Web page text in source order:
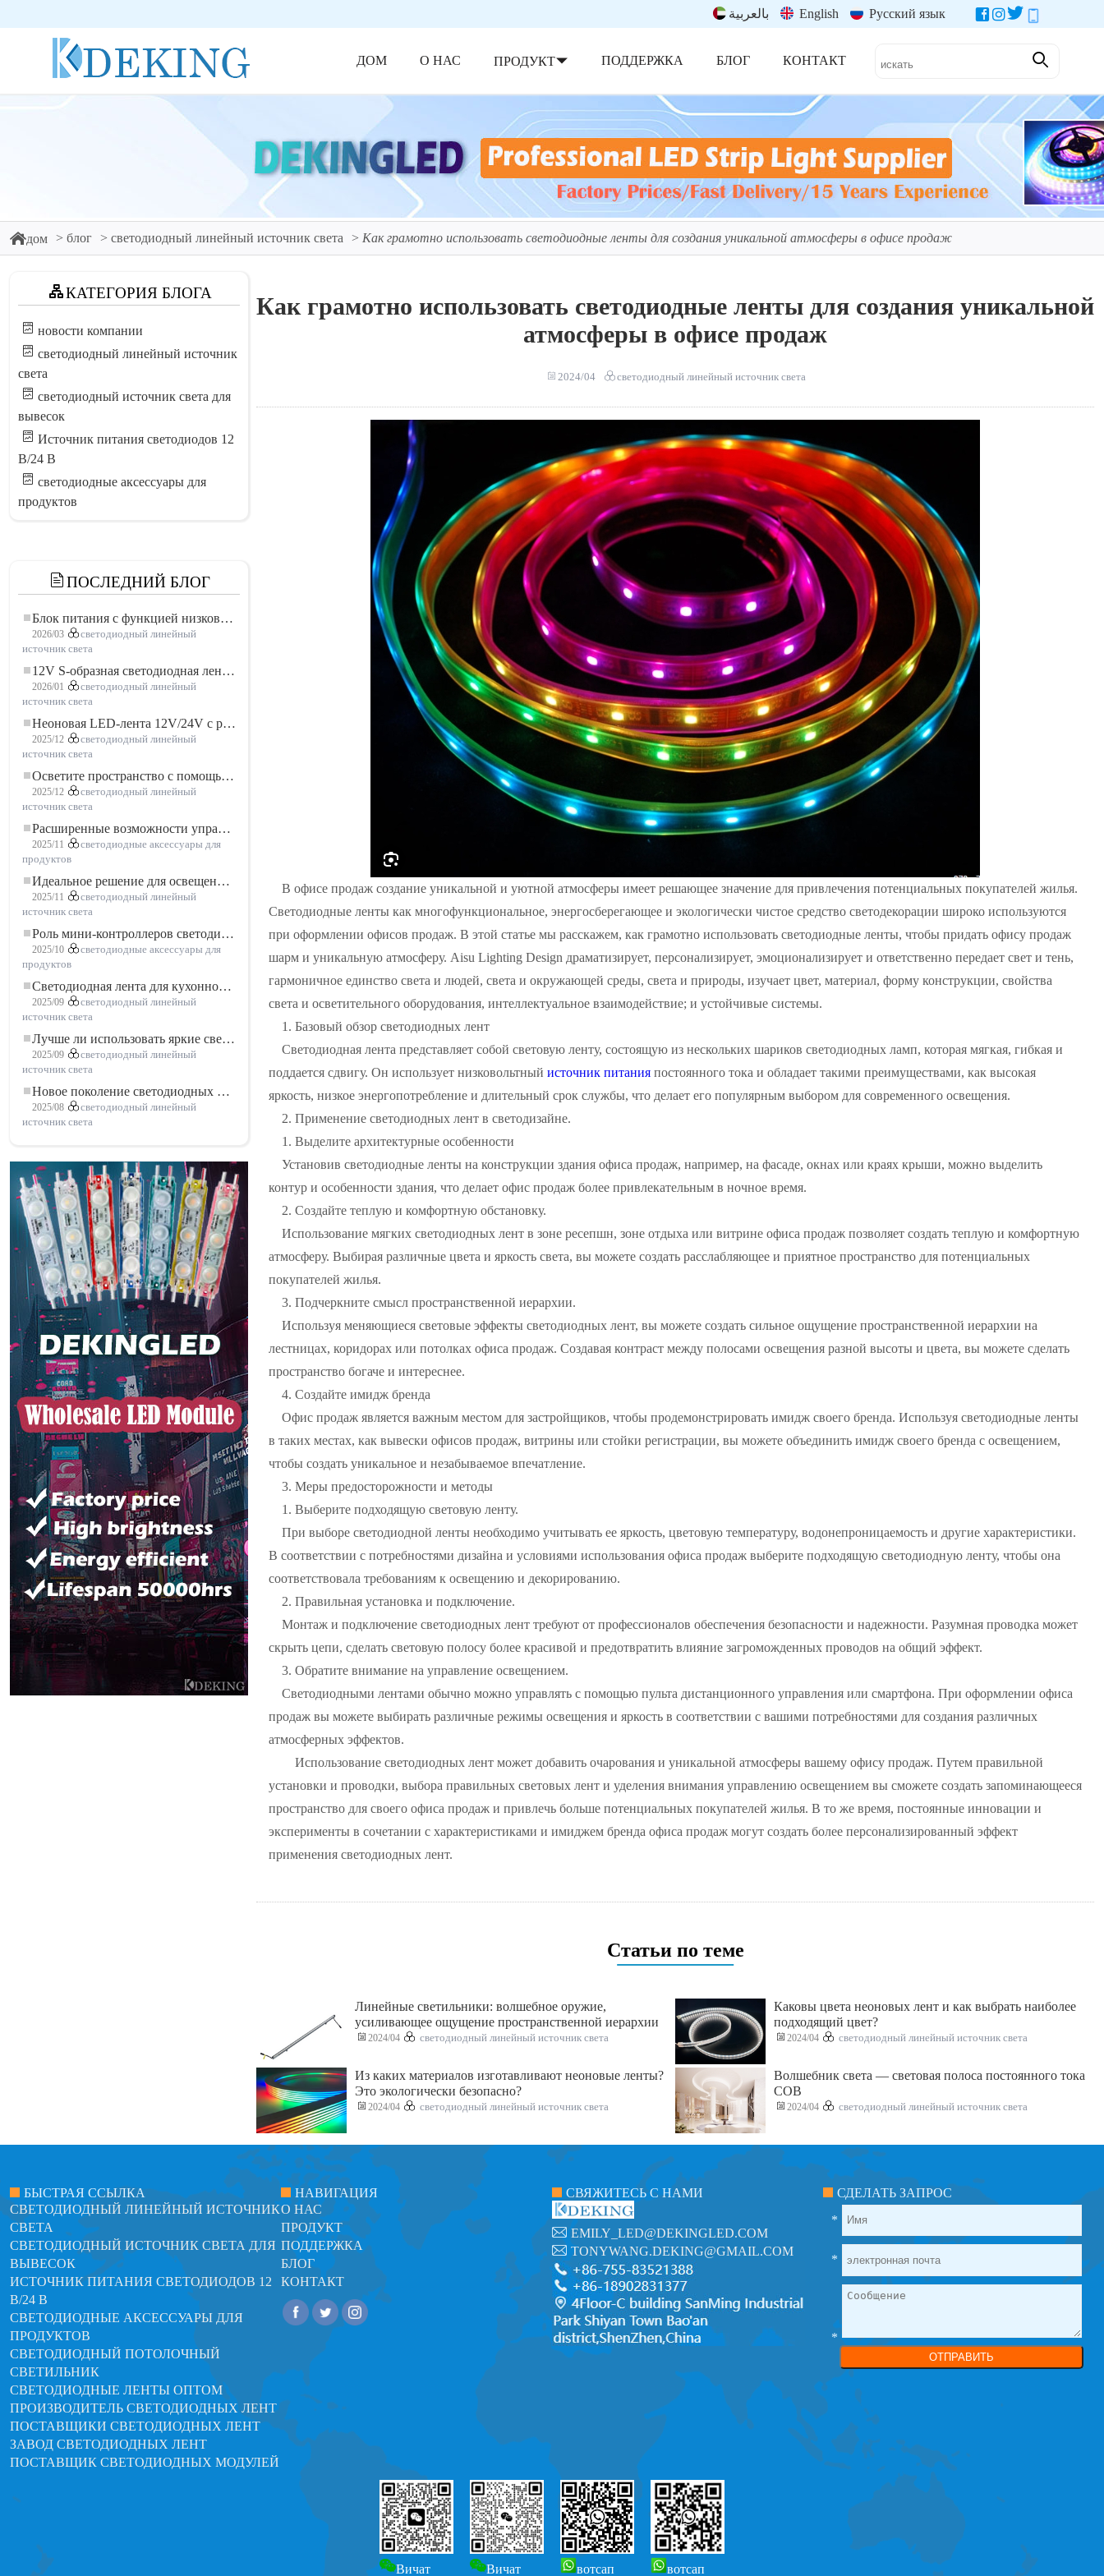
بالعربية English Русский язык
ДОМ О НАС ПРОДУКТ ПОДДЕРЖКА БЛОГ КОНТАКТ
дом блог светодиодный линейный источник света Как грамотно использовать светодиодные ленты для создания уникальной атмосферы в офисе продаж
КАТЕГОРИЯ БЛОГА
новости компании
светодиодный линейный источник
света
светодиодный источник света для
вывесок
Источник питания светодиодов 12
В/24 В
светодиодные аксессуары для
продуктов
ПОСЛЕДНИЙ БЛОГ
Блок питания с функцией низковольтного плавного пуска для LED освещения
2026/03
светодиодный линейный
источник света
12V S-образная светодиодная лента: гибкое и эффективное решение для современного освещения
2026/01
светодиодный линейный
источник света
Неоновая LED-лента 12V/24V с резкой по 3 светодиода: современное неоновое освещение для любого пространства
2025/12
светодиодный линейный
источник света
Осветите пространство с помощью гибкой низковольтной неоновой LED-ленты
2025/12
светодиодный линейный
источник света
Расширенные возможности управления освещением: основные преимущества контроллера RGBW 5–24 В
2025/11
светодиодные аксессуары для
продуктов
Идеальное решение для освещения: гибкая светодиодная лента COB высокой плотности FOB для современного освещения
2025/11
светодиодный линейный
источник света
Роль мини-контроллеров светодиодов в проектах светодиодных лент
2025/10
светодиодные аксессуары для
продуктов
Светодиодная лента для кухонного шкафа: сенсорная светодиодная лента COB, которая меняет представление о домашнем и коммерческом освещении
2025/09
светодиодный линейный
источник света
Лучше ли использовать яркие светодиодные лампы?
2025/09
светодиодный линейный
источник света
Новое поколение светодиодных лент: свободная резка для неограниченных возможностей
2025/08
светодиодный линейный
источник света
Как грамотно использовать светодиодные ленты для создания уникальной
атмосферы в офисе продаж
2024/04 светодиодный линейный источник света
В офисе продаж создание уникальной и уютной атмосферы имеет решающее значение для привлечения потенциальных покупателей жилья.
Светодиодные ленты как многофункциональное, энергосберегающее и экологически чистое средство светодекорации широко используются
при оформлении офисов продаж. В этой статье мы расскажем, как грамотно использовать светодиодные ленты, чтобы придать офису продаж
шарм и уникальную атмосферу. Aisu Lighting Design драматизирует, персонализирует, эмоционализирует и ответственно передает свет и тень,
гармоничное единство света и людей, света и окружающей среды, света и природы, изучает цвет, материал, форму конструкции, свойства
света и осветительного оборудования, интеллектуальное взаимодействие; и устойчивые системы.
1. Базовый обзор светодиодных лент
Светодиодная лента представляет собой световую ленту, состоящую из нескольких шариков светодиодных ламп, которая мягкая, гибкая и
поддается сдвигу. Он использует низковольтный источник питания постоянного тока и обладает такими преимуществами, как высокая
яркость, низкое энергопотребление и длительный срок службы, что делает его популярным выбором для современного освещения.
2. Применение светодиодных лент в светодизайне.
1. Выделите архитектурные особенности
Установив светодиодные ленты на конструкции здания офиса продаж, например, на фасаде, окнах или краях крыши, можно выделить
контур и особенности здания, что делает офис продаж более привлекательным в ночное время.
2. Создайте теплую и комфортную обстановку.
Использование мягких светодиодных лент в зоне ресепшн, зоне отдыха или витрине офиса продаж позволяет создать теплую и комфортную
атмосферу. Выбирая различные цвета и яркость света, вы можете создать расслабляющее и приятное пространство для потенциальных
покупателей жилья.
3. Подчеркните смысл пространственной иерархии.
Используя меняющиеся световые эффекты светодиодных лент, вы можете создать сильное ощущение пространственной иерархии на
лестницах, коридорах или потолках офиса продаж. Создавая контраст между полосами освещения разной высоты и цвета, вы можете сделать
пространство богаче и интереснее.
4. Создайте имидж бренда
Офис продаж является важным местом для застройщиков, чтобы продемонстрировать имидж своего бренда. Используя светодиодные ленты
в таких местах, как вывески офисов продаж, витрины или стойки регистрации, вы можете объединить имидж своего бренда с освещением,
чтобы создать уникальное и незабываемое впечатление.
3. Меры предосторожности и методы
1. Выберите подходящую световую ленту.
При выборе светодиодной ленты необходимо учитывать ее яркость, цветовую температуру, водонепроницаемость и другие характеристики.
В соответствии с потребностями дизайна и условиями использования офиса продаж выберите подходящую светодиодную ленту, чтобы она
соответствовала требованиям к освещению и декорированию.
2. Правильная установка и подключение.
Монтаж и подключение светодиодных лент требуют от профессионалов обеспечения безопасности и надежности. Разумная проводка может
скрыть цепи, сделать световую полосу более красивой и предотвратить влияние загроможденных проводов на общий эффект.
3. Обратите внимание на управление освещением.
Светодиодными лентами обычно можно управлять с помощью пульта дистанционного управления или смартфона. При оформлении офиса
продаж вы можете выбирать различные режимы освещения и яркость в соответствии с вашими потребностями для создания различных
атмосферных эффектов.
Использование светодиодных лент может добавить очарования и уникальной атмосферы вашему офису продаж. Путем правильной
установки и проводки, выбора правильных световых лент и уделения внимания управлению освещением вы сможете создать запоминающееся
пространство для своего офиса продаж и привлечь больше потенциальных покупателей жилья. В то же время, постоянные инновации и
эксперименты в сочетании с характеристиками и имиджем бренда офиса продаж могут создать более персонализированный эффект
применения светодиодных лент.
Статьи по теме
Линейные светильники: волшебное оружие,
усиливающее ощущение пространственной иерархии
2024/04 светодиодный линейный источник света
Каковы цвета неоновых лент и как выбрать наиболее
подходящий цвет?
2024/04 светодиодный линейный источник света
Из каких материалов изготавливают неоновые ленты?
Это экологически безопасно?
2024/04 светодиодный линейный источник света
Волшебник света — световая полоса постоянного тока
COB
2024/04 светодиодный линейный источник света
БЫСТРАЯ ССЫЛКА
СВЕТОДИОДНЫЙ ЛИНЕЙНЫЙ ИСТОЧНИК
СВЕТА
СВЕТОДИОДНЫЙ ИСТОЧНИК СВЕТА ДЛЯ
ВЫВЕСОК
ИСТОЧНИК ПИТАНИЯ СВЕТОДИОДОВ 12
В/24 В
СВЕТОДИОДНЫЕ АКСЕССУАРЫ ДЛЯ
ПРОДУКТОВ
СВЕТОДИОДНЫЙ ПОТОЛОЧНЫЙ
СВЕТИЛЬНИК
СВЕТОДИОДНЫЕ ЛЕНТЫ ОПТОМ
ПРОИЗВОДИТЕЛЬ СВЕТОДИОДНЫХ ЛЕНТ
ПОСТАВЩИКИ СВЕТОДИОДНЫХ ЛЕНТ
ЗАВОД СВЕТОДИОДНЫХ ЛЕНТ
ПОСТАВЩИК СВЕТОДИОДНЫХ МОДУЛЕЙ
НАВИГАЦИЯ
О НАС
ПРОДУКТ
ПОДДЕРЖКА
БЛОГ
КОНТАКТ
СВЯЖИТЕСЬ С НАМИ
EMILY_LED@DEKINGLED.COM
TONYWANG.DEKING@GMAIL.COM
СДЕЛАТЬ ЗАПРОС
*
*
*
ОТПРАВИТЬ
Вичат Вичат вотсап вотсап